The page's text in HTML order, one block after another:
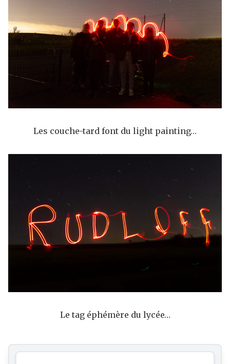
Les couche-tard font du light painting…
Le tag éphémère du lycée…